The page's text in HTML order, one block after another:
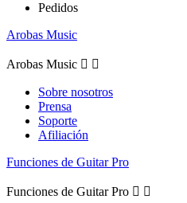
Pedidos
Arobas Music
Arobas Music  
Sobre nosotros
Prensa
Soporte
Afiliación
Funciones de Guitar Pro
Funciones de Guitar Pro  